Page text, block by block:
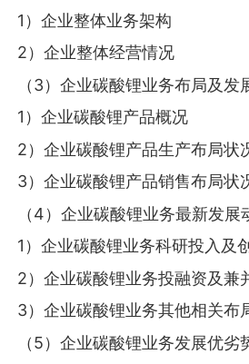
1）企业整体业务架构
2）企业整体经营情况
（3）企业碳酸锂业务布局及发
1）企业碳酸锂产品概况
2）企业碳酸锂产品生产布局状
3）企业碳酸锂产品销售布局状
（4）企业碳酸锂业务最新发展
1）企业碳酸锂业务科研投入及
2）企业碳酸锂业务投融资及兼
3）企业碳酸锂业务其他相关布
（5）企业碳酸锂业务发展优劣